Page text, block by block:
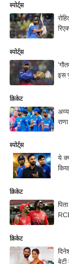
स्पोर्ट्स
स्पोर्ट्स
इस
क्रिकेट
स्पोर्ट्स
ये
क्रिकेट
क्रिकेट
बेटी